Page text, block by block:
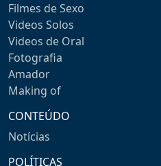
Filmes de Sexo
Videos Solos
Videos de Oral
Fotografia
Amador
Making of
CONTEÚDO
Notícias
POLÍTICAS